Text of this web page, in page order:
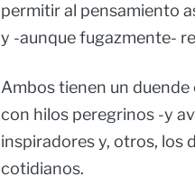
permitir al pensamiento
y -aunque fugazmente-
Ambos tienen un duende
con hilos peregrinos -y
inspiradores y, otros, los
cotidianos.